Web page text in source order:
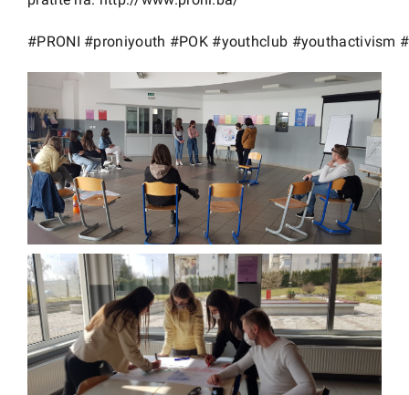
#PRONI #proniyouth #POK #youthclub #youthactivism